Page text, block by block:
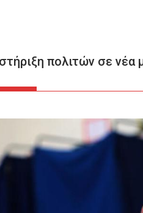
πολιτών σε νέα